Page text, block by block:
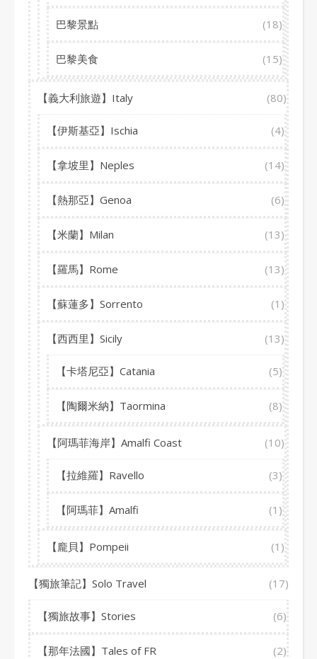
巴黎景點 (18)
巴黎美食 (15)
【義大利旅遊】Italy (80)
【伊斯基亞】Ischia (4)
【拿坡里】Neples (14)
【熱那亞】Genoa (6)
【米蘭】Milan (13)
【羅馬】Rome (13)
【蘇蓮多】Sorrento (1)
【西西里】Sicily (13)
【卡塔尼亞】Catania (5)
【陶爾米納】Taormina (8)
【阿瑪菲海岸】Amalfi Coast (10)
【拉維羅】Ravello (3)
【阿瑪菲】Amalfi (1)
【龐貝】Pompeii (1)
【獨旅筆記】Solo Travel (17)
【獨旅故事】Stories (6)
【那年法國】Tales of FR (2)